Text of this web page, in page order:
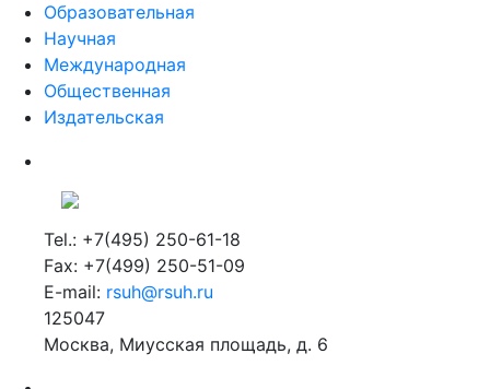
Научная
Международная
Общественная
Издательская
Tel.: +7(495) 250-61-18
Fax: +7(499) 250-51-09
E-mail:rsuh@rsuh.ru
125047
Москва, Миусская площадь, д. 6
Российский государственный гуманитарный университет